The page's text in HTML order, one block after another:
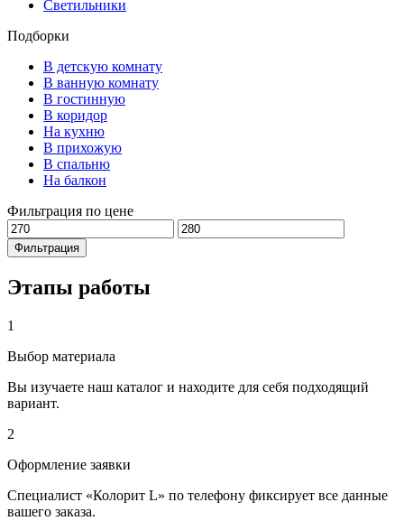
Светильники
Подборки
В детскую комнату
В ванную комнату
В гостинную
В коридор
На кухню
В прихожую
В спальню
На балкон
Фильтрация по цене
Минимальная
цена
Максимальная
цена
Фильтрация
Этапы работы
1
Выбор материала
Вы изучаете наш каталог и находите для себя подходящий
вариант.
2
Оформление заявки
Специалист «Колорит L» по телефону фиксирует все данные
вашего заказа.